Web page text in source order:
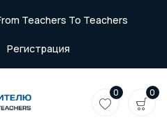
Teachers To Teachers
Регистрация
0 0